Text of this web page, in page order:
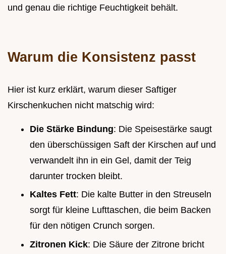
und genau die richtige Feuchtigkeit behält.
Warum die Konsistenz passt
Hier ist kurz erklärt, warum dieser Saftiger
Kirschenkuchen nicht matschig wird:
Die Stärke Bindung: Die Speisestärke saugt
den überschüssigen Saft der Kirschen auf und
verwandelt ihn in ein Gel, damit der Teig
darunter trocken bleibt.
Kaltes Fett: Die kalte Butter in den Streuseln
sorgt für kleine Lufttaschen, die beim Backen
für den nötigen Crunch sorgen.
Zitronen Kick: Die Säure der Zitrone bricht